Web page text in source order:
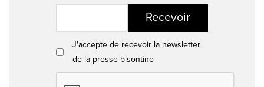
Recevoir
J'accepte de recevoir la newsletter
de la presse bisontine